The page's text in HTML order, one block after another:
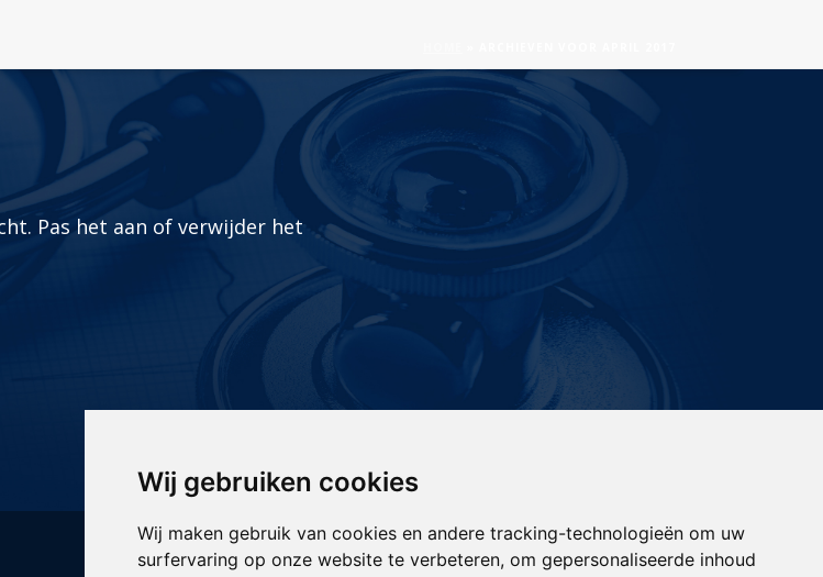
Wij gebruiken cookies
Wij maken gebruik van cookies en andere tracking-technologieën om uw
surfervaring op onze website te verbeteren, om gepersonaliseerde inhoud
Pas het aan of verwijder het